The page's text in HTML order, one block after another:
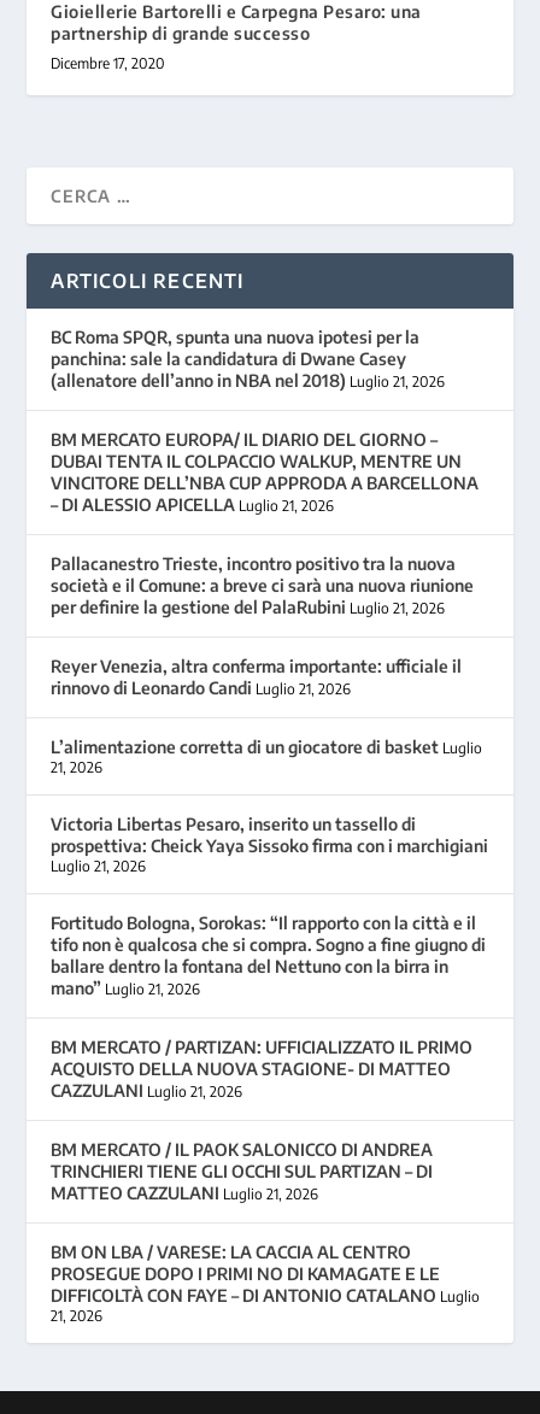
Gioiellerie Bartorelli e Carpegna Pesaro: una
partnership di grande successo
Dicembre 17, 2020
ARTICOLI RECENTI
BC Roma SPQR, spunta una nuova ipotesi per la
panchina: sale la candidatura di Dwane Casey
(allenatore dell’anno in NBA nel 2018) Luglio 21, 2026
BM MERCATO EUROPA/ IL DIARIO DEL GIORNO –
DUBAI TENTA IL COLPACCIO WALKUP, MENTRE UN
VINCITORE DELL’NBA CUP APPRODA A BARCELLONA
– DI ALESSIO APICELLA Luglio 21, 2026
Pallacanestro Trieste, incontro positivo tra la nuova
società e il Comune: a breve ci sarà una nuova riunione
per definire la gestione del PalaRubini Luglio 21, 2026
Reyer Venezia, altra conferma importante: ufficiale il
rinnovo di Leonardo Candi Luglio 21, 2026
L’alimentazione corretta di un giocatore di basket Luglio
21, 2026
Victoria Libertas Pesaro, inserito un tassello di
prospettiva: Cheick Yaya Sissoko firma con i marchigiani
Luglio 21, 2026
Fortitudo Bologna, Sorokas: “Il rapporto con la città e il
tifo non è qualcosa che si compra. Sogno a fine giugno di
ballare dentro la fontana del Nettuno con la birra in
mano” Luglio 21, 2026
BM MERCATO / PARTIZAN: UFFICIALIZZATO IL PRIMO
ACQUISTO DELLA NUOVA STAGIONE- DI MATTEO
CAZZULANI Luglio 21, 2026
BM MERCATO / IL PAOK SALONICCO DI ANDREA
TRINCHIERI TIENE GLI OCCHI SUL PARTIZAN – DI
MATTEO CAZZULANI Luglio 21, 2026
BM ON LBA / VARESE: LA CACCIA AL CENTRO
PROSEGUE DOPO I PRIMI NO DI KAMAGATE E LE
DIFFICOLTÀ CON FAYE – DI ANTONIO CATALANO Luglio
21, 2026